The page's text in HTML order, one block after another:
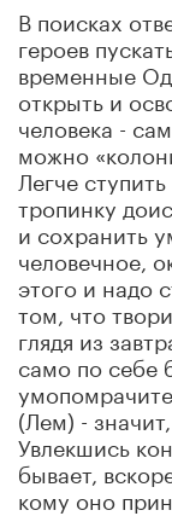
В поисках
героев
временные
открыть и
человека -
можно
Легче
тропинку
и сохранить
человечное,
этого и надо
том, что
глядя из
само по себе
(Лем) -
Увлекшись
бывает,
кому оно